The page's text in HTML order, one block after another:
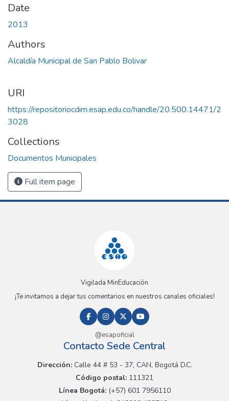
Date
2013
Authors
Alcaldía Municipal de San Pablo Bolivar
URI
https://repositoriocdim.esap.edu.co/handle/20.500.14471/2
3028
Collections
Documentos Municipales
Full item page
Vigilada MinEducación
¡Te invitamos a dejar tus comentarios en nuestros canales oficiales!
@esapoficial
Contacto Sede Central
Dirección:Calle 44 # 53 - 37, CAN, Bogotá D.C.
Código postal: 111321
Línea Bogotá:(+57) 601 7956110